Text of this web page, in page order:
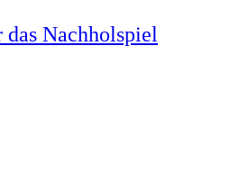
Nachholspiel